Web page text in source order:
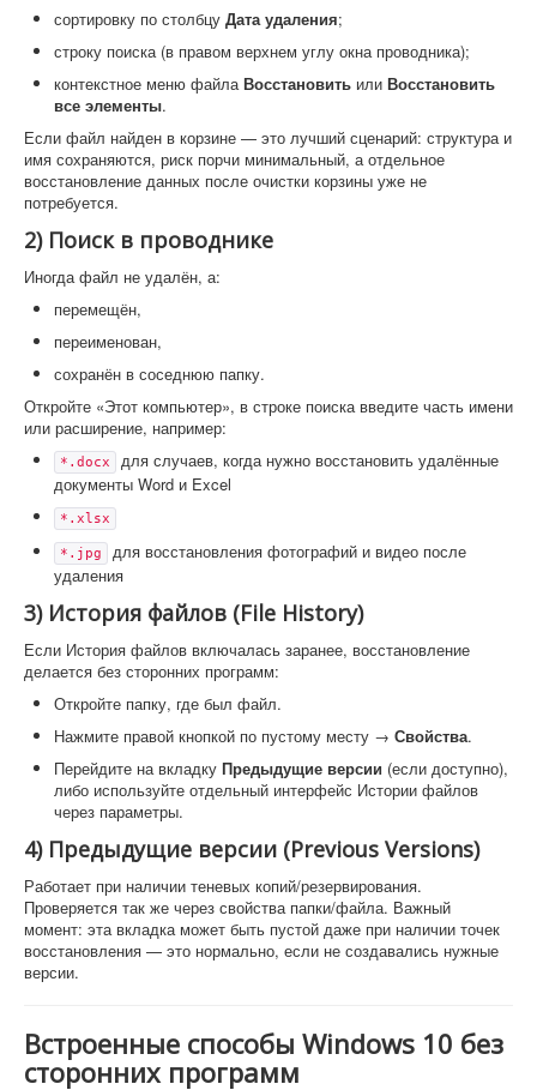
сортировку по столбцу Дата удаления;
строку поиска (в правом верхнем углу окна проводника);
контекстное меню файлаВосстановить или Восстановить
все элементы.
Если файл найден в корзине — это лучший сценарий: структура и
имя сохраняются, риск порчи минимальный, а отдельное
восстановление данных после очистки корзины уже не
потребуется.
2) Поиск в проводнике
Иногда файл не удалён, а:
перемещён,
переименован,
сохранён в соседнюю папку.
Откройте «Этот компьютер», в строке поиска введите часть имени
или расширение, например:
*.docx
для случаев, когда нужно восстановить удалённые
документы Word и Excel
*.xlsx
*.jpg
для восстановления фотографий и видео после
удаления
3) История файлов (File History)
Если История файлов включалась заранее, восстановление
делается без сторонних программ:
Откройте папку, где был файл.
Нажмите правой кнопкой по пустому месту → Свойства.
Перейдите на вкладку Предыдущие версии (если доступно),
либо используйте отдельный интерфейс Истории файлов
через параметры.
4) Предыдущие версии (Previous Versions)
Работает при наличии теневых копий/резервирования.
Проверяется так же через свойства папки/файла. Важный
момент: эта вкладка может быть пустой даже при наличии точек
восстановления — это нормально, если не создавались нужные
версии.
Встроенные способы Windows 10 без
сторонних программ